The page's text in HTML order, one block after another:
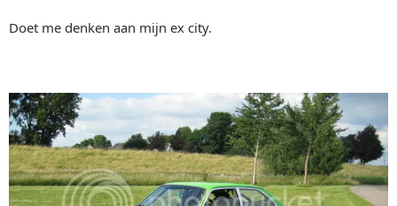
Doet me denken aan mijn ex city.